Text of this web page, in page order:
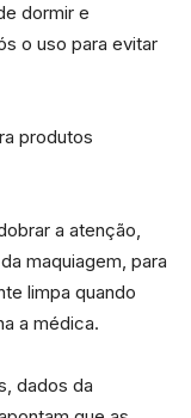
dormir e
o uso para evitar
produtos
a atenção,
maquiagem, para
limpa quando
a médica.
dados da